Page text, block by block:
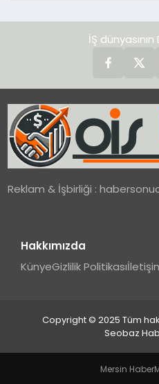
İŞ
Reklam & İşbirliği :
Hakkımızda
KünyeGizlilik Politikası
Copyright © 2025 Tüm
Seobaz
Mersin Haber